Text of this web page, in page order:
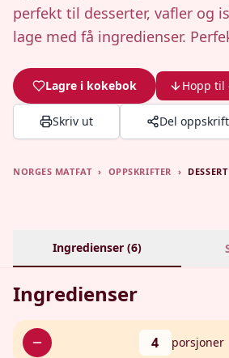
perfekt til desserter, vafler og
lage med få ingredienser.
Lagre i kokebok Hopp til
Skriv ut Del oppskrift
NORGES MATFAT › OPPSKRIFTER › DESSERT
Ingredienser (6)
Ingredienser
4 porsjoner